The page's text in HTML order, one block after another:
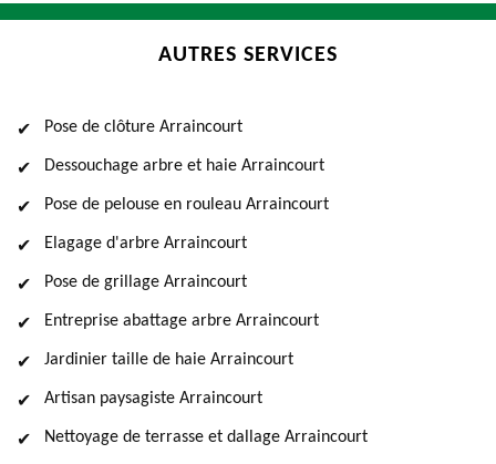
AUTRES SERVICES
Pose de clôture Arraincourt
Dessouchage arbre et haie Arraincourt
Pose de pelouse en rouleau Arraincourt
Elagage d'arbre Arraincourt
Pose de grillage Arraincourt
Entreprise abattage arbre Arraincourt
Jardinier taille de haie Arraincourt
Artisan paysagiste Arraincourt
Nettoyage de terrasse et dallage Arraincourt